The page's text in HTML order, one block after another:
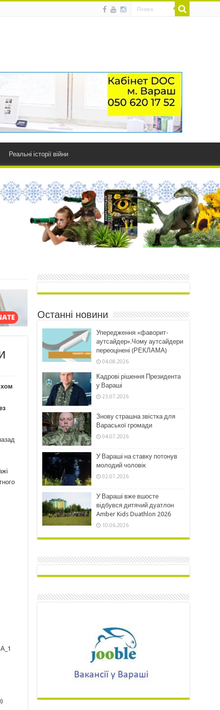
Реальні історії війни
Останні новини
Упередження «фаворит-
аутсайдер».Чому аутсайдери
переоцінені (РЕКЛАМА)
04.08.2026
Кадрові рішення Президента
у Вараші
23.07.2026
Знову страшна звістка для
Вараської громади
04.07.2026
У Вараші на ставку потонув
молодий чоловік
02.07.2026
У Вараші вже вшосте
відбувся дитячий дуатлон
Amber Kids Duathlon 2026
10.06.2026